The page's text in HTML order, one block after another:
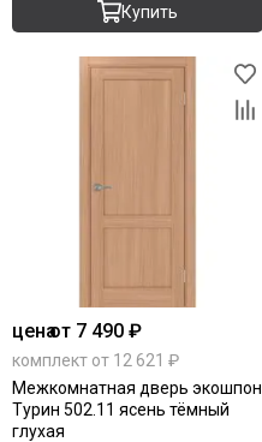
Купить
ценаот 7 490 ₽
комплект от 12 621 ₽
Межкомнатная дверь экошпон
Турин 502.11 ясень тёмный
глухая